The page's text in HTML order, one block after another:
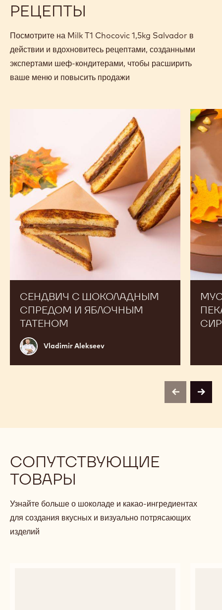
РЕЦЕПТЫ
Посмотрите на Milk T1 Chocovic 1,5kg Salvador в
действии и вдохновитесь рецептами, созданными
экспертами шеф-кондитерами, чтобы расширить
ваше меню и повысить продажи
СЕНДВИЧ С ШОКОЛАДНЫМ
СПРЕДОМ И ЯБЛОЧНЫМ
ТАТЕНОМ
Vladimir
Alekseev
Vladimir Alekseev
спредом
и
яблочным
татеном
торт
с
пеканом
сиропом
previousnext
СОПУТСТВУЮЩИЕ
ТОВАРЫ
Узнайте больше о шоколаде и какао-ингредиентах
для создания вкусных и визуально потрясающих
изделий